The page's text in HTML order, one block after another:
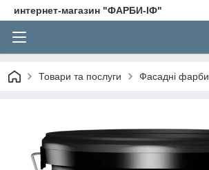
интернет-магазин "ФАРБИ-ІФ"
Товари та послуги Фасадні фарби